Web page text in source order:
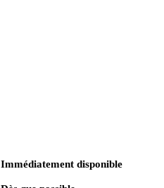
Immédiatement disponible